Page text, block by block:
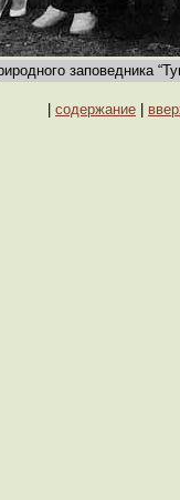
заповедника
содержание